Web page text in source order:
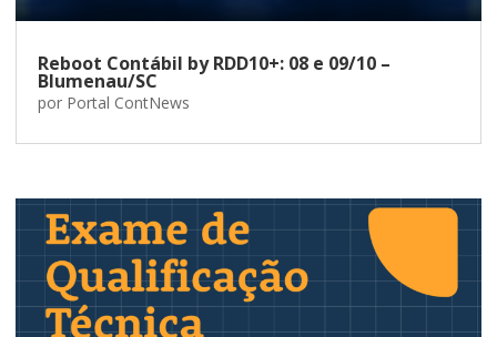
Reboot Contábil by RDD10+: 08 e 09/10 –
Blumenau/SC
por Portal ContNews